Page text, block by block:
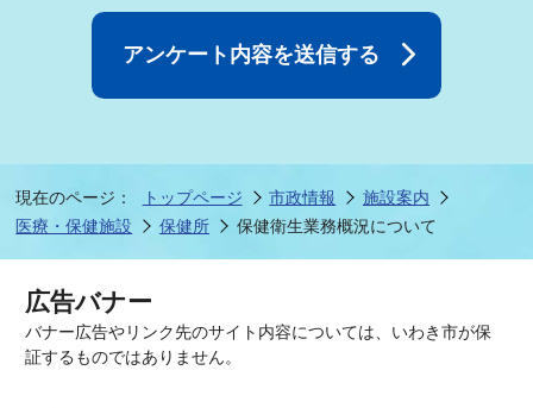
現在のページ： トップページ 市政情報
施設案内
医療・保健施設
保健所 保健衛生業務概況について
広告バナー
バナー広告やリンク先のサイト内容については、いわき市が保
証するものではありません。